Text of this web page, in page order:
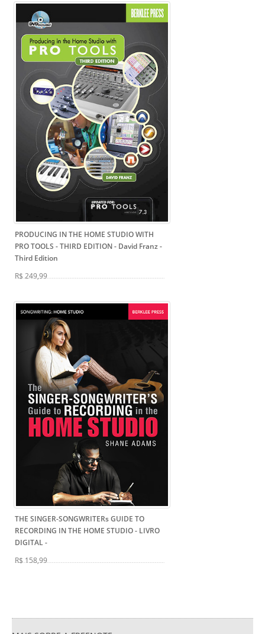
PRODUCING IN THE HOME STUDIO WITH
PRO TOOLS - THIRD EDITION - David Franz-
Third Edition
R$ 249,99
THE SINGER-SONGWRITERs GUIDE TO
RECORDING IN THE HOME STUDIO - LIVRO
DIGITAL-
R$ 158,99